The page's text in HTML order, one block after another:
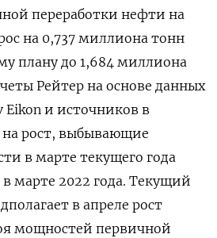
переработки нефти на
на 0,737 миллиона тонн
плану до 1,684 миллиона
Рейтер на основе данных
и источников в
на рост, выбывающие
в марте текущего года
марте 2022 года. Текущий
в апреле рост
мощностей первичной